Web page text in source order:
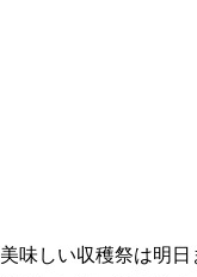
美味しい収穫祭は明日